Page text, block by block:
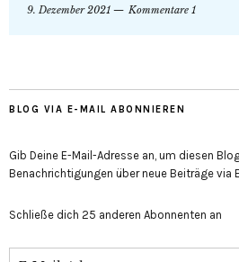
9. Dezember 2021
Kommentare 1
BLOG VIA E-MAIL ABONNIEREN
Gib Deine E-Mail-Adresse an, um diesen
Benachrichtigungen über neue Beiträge via
Schließe dich 25 anderen Abonnenten an